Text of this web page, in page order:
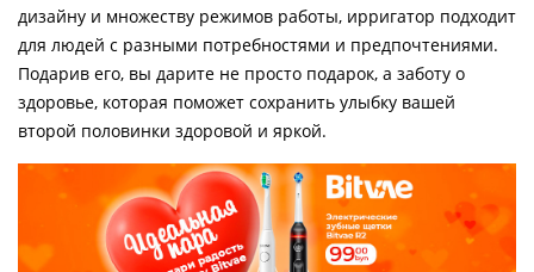
дизайну и множеству режимов работы, ирригатор подходит
для людей с разными потребностями и предпочтениями.
Подарив его, вы дарите не просто подарок, а заботу о
здоровье, которая поможет сохранить улыбку вашей
второй половинки здоровой и яркой.